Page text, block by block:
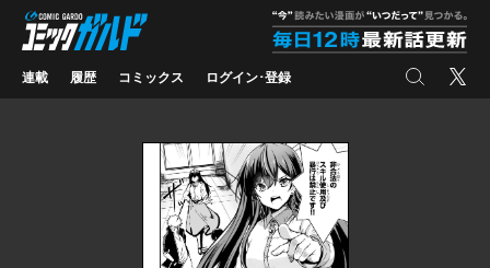
コミックガルド
連載 履歴 コミックス ログイン･登録 検索 X